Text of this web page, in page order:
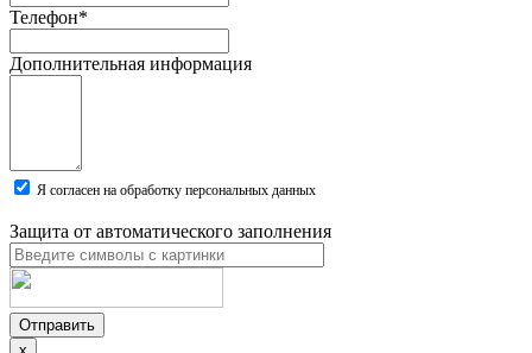
Телефон*
Дополнительная информация
Я согласен на обработку персональных данных
Защита от автоматического заполнения
Отправить